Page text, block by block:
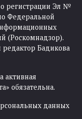
о регистрации Эл №
Федеральной
(Роскомнадзор).
Бадикова
активная
обязательна.
данных